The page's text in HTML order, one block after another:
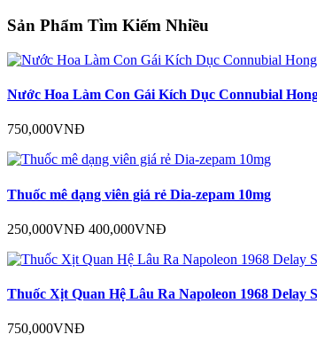
Sản Phẩm Tìm Kiếm Nhiều
Nước Hoa Làm Con Gái Kích Dục Connubial
750,000VNĐ
Thuốc mê dạng viên giá rẻ Dia-zepam 10mg
250,000VNĐ 400,000VNĐ
Thuốc Xịt Quan Hệ Lâu Ra Napoleon 1968 Delay
750,000VNĐ